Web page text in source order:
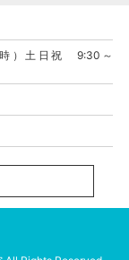
×
×
×
）土日祝 9:30～